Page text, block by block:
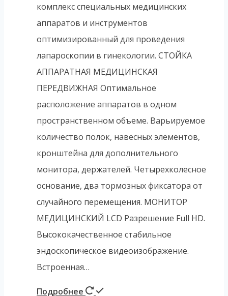
комплекс специальных медицинских
аппаратов и инструментов
оптимизированный для проведения
лапароскопии в гинекологии. СТОЙКА
АППАРАТНАЯ МЕДИЦИНСКАЯ
ПЕРЕДВИЖНАЯ Оптимальное
расположение аппаратов в одном
пространственном объеме. Варьируемое
количество полок, навесных элементов,
кронштейна для дополнительного
монитора, держателей. Четырехколесное
основание, два тормозных фиксатора от
случайного перемещения. МОНИТОР
МЕДИЦИНСКИЙ LCD Разрешение Full HD.
Высококачественное стабильное
эндоскопическое видеоизображение.
Встроенная…
Подробнее